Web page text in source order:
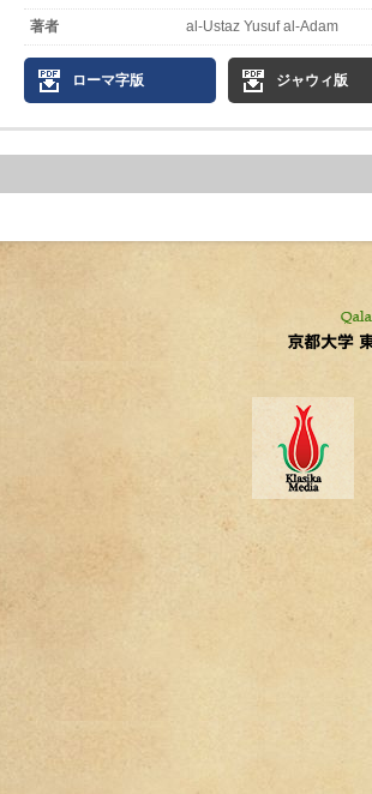
著者 al-Ustaz Yusuf al-Adam
ローマ字版 ジャウィ版